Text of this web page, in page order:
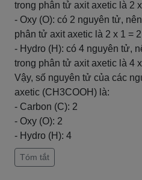
trong phân tử axit axetic là 2
- Oxy (O): có 2 nguyên tử,
phân tử axit axetic là 2 x 1 = 2
- Hydro (H): có 4 nguyên tử,
trong phân tử axit axetic là 4
Vậy, số nguyên tử của các
axetic (CH3COOH) là:
- Carbon (C): 2
- Oxy (O): 2
- Hydro (H): 4
Tóm tắt